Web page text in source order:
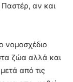
Παστέρ, αν και
νομοσχέδιο
ζώα αλλά και
από τις